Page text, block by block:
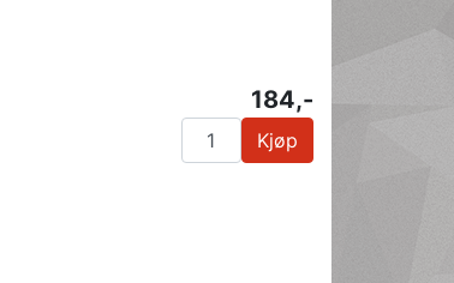
184,-
Kjøp